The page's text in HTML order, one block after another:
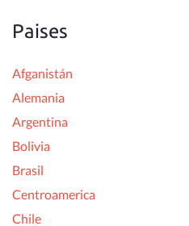
Paises
Afganistán
Alemania
Argentina
Bolivia
Brasil
Centroamerica
Chile